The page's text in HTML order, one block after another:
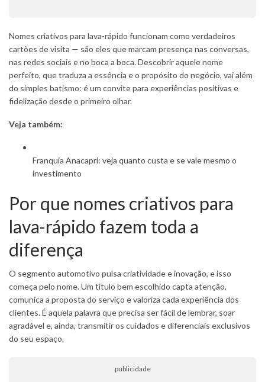
Nomes criativos para lava-rápido funcionam como verdadeiros
cartões de visita — são eles que marcam presença nas conversas,
nas redes sociais e no boca a boca. Descobrir aquele nome
perfeito, que traduza a essência e o propósito do negócio, vai além
do simples batismo: é um convite para experiências positivas e
fidelização desde o primeiro olhar.
Veja também:
Franquia Anacapri: veja quanto custa e se vale mesmo o
investimento
Por que nomes criativos para
lava-rápido fazem toda a
diferença
O segmento automotivo pulsa criatividade e inovação, e isso
começa pelo nome. Um título bem escolhido capta atenção,
comunica a proposta do serviço e valoriza cada experiência dos
clientes. É aquela palavra que precisa ser fácil de lembrar, soar
agradável e, ainda, transmitir os cuidados e diferenciais exclusivos
do seu espaço.
publicidade